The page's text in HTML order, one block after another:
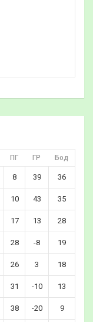
ПГ ГР Бод
8 39 36
10 43 35
17 13 28
28 -8 19
26 3 18
31 -10 13
38 -20 9